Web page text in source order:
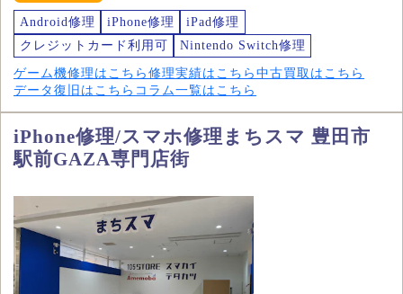
Android修理 iPhone修理
iPad修理
クレジットカード利用可
Nintendo Switch修理
ゲーム機修理はこちら 修理実績はこちら 中古買取はこちら
データ復旧はこちら コラム一覧はこちら
iPhone修理/スマホ修理まちスマ 豊田市
駅前GAZA専門店街